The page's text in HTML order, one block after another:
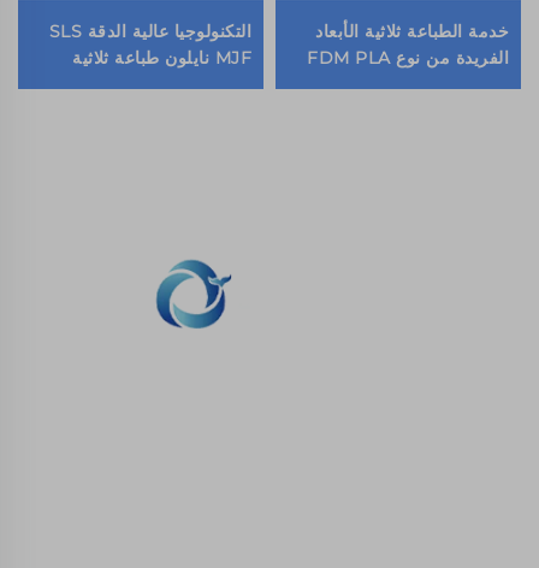
خدمة الطباعة ثلاثية الأبعاد
الفريدة من نوع FDM PLA
ديكومبريشن ألعاب السلاحف
التكنولوجيا عالية الدقة SLS
MJF نايلون طباعة ثلاثية
الأبعاد بروتاتيبينغ سريع